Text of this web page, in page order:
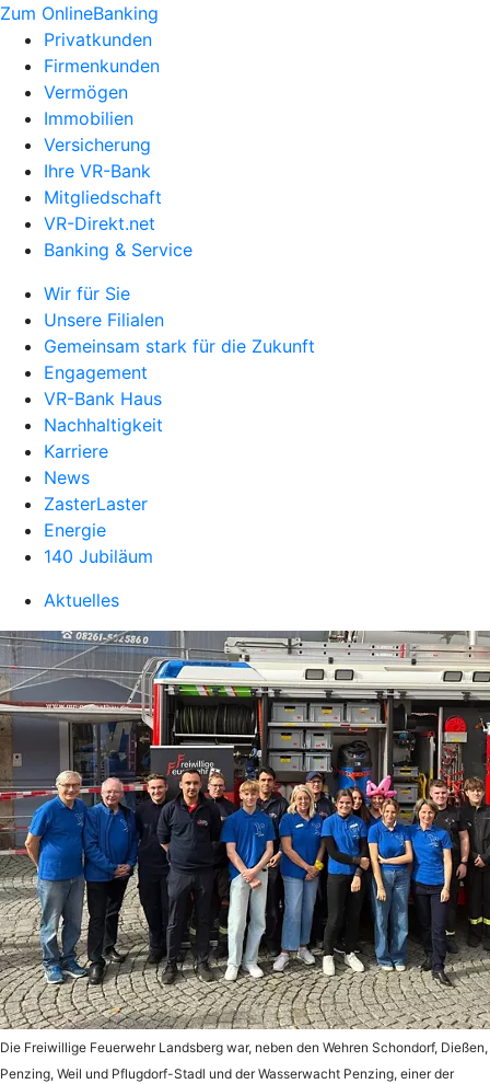
Zum OnlineBanking
Privatkunden
Firmenkunden
Vermögen
Immobilien
Versicherung
Ihre VR-Bank
Mitgliedschaft
VR-Direkt.net
Banking & Service
Wir für Sie
Unsere Filialen
Gemeinsam stark für die Zukunft
Engagement
VR-Bank Haus
Nachhaltigkeit
Karriere
News
ZasterLaster
Energie
140 Jubiläum
Aktuelles
Die Freiwillige Feuerwehr Landsberg war, neben den Wehren Schondorf, Dießen,
Penzing, Weil und Pflugdorf-Stadl und der Wasserwacht Penzing, einer der